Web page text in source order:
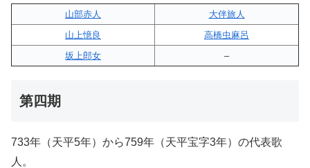
山部赤人
大伴旅人
山上憶良
高橋虫麻呂
坂上郎女
–
第四期
733年（天平5年）から759年（天平宝字3年）の代表歌
人。